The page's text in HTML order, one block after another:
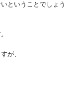
ということでしょう
が、